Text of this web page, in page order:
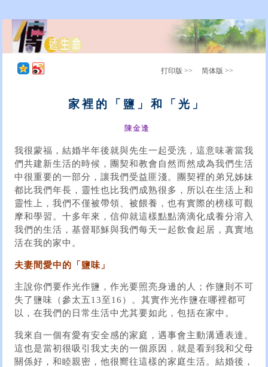
打印版 >> 简体版 >>
家裡的「鹽」和「光」
陳金逢
我很蒙福，結婚半年後就與先生一起受洗，這意味著當我
們共建新生活的時候，團契和教會自然而然成為我們生活
中很重要的一部分，讓我們受益匪淺。團契裡的弟兄姊妹
都比我們年長，靈性也比我們成熟很多，所以在生活上和
靈性上，我們不僅被帶領、被餵養，也有實際的榜樣可觀
摩和學習。十多年來，信仰就這樣點點滴滴化成養分溶入
我們的生活，基督耶穌與我們每天一起飲食起居，真實地
活在我的家中。
夫妻間愛中的「鹽味」
主說你們要作光作鹽，作光要照亮身邊的人；作鹽則不可
失了鹽味（參太五13至16）。其實作光作鹽在哪裡都可
以，在我們的日常生活中尤其要如此，包括在家中。
我來自一個有愛有安全感的家庭，遇事會主動溝通表達。
這也是當初很吸引我丈夫的一個原因，就是看到我和父母
關係好，和睦親密，他很嚮往這樣的家庭生活。結婚後，